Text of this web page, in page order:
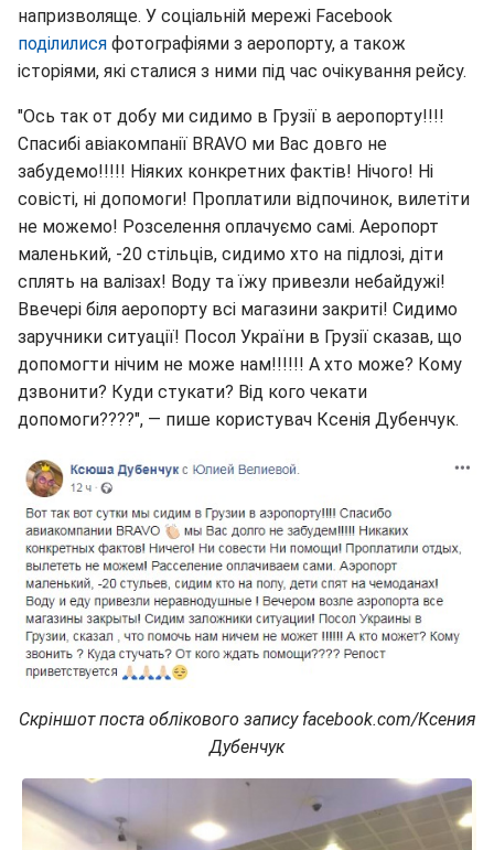
напризволяще. У соціальній мережі Facebook
поділилися фотографіями з аеропорту, а також
історіями, які сталися з ними під час очікування рейсу.
"Ось так от добу ми сидимо в Грузії в аеропорту!!!!
Спасибі авіакомпанії BRAVO ми Вас довго не
забудемо!!!!! Ніяких конкретних фактів! Нічого! Ні
совісті, ні допомоги! Проплатили відпочинок, вилетіти
не можемо! Розселення оплачуємо самі. Аеропорт
маленький, -20 стільців, сидимо хто на підлозі, діти
сплять на валізах! Воду та їжу привезли небайдужі!
Ввечері біля аеропорту всі магазини закриті! Сидимо
заручники ситуації! Посол України в Грузії сказав, що
допомогти нічим не може нам!!!!!! А хто може? Кому
дзвонити? Куди стукати? Від кого чекати
допомоги????", — пише користувач Ксенія Дубенчук.
Скріншот поста облікового запису facebook.com/Ксения
Дубенчук